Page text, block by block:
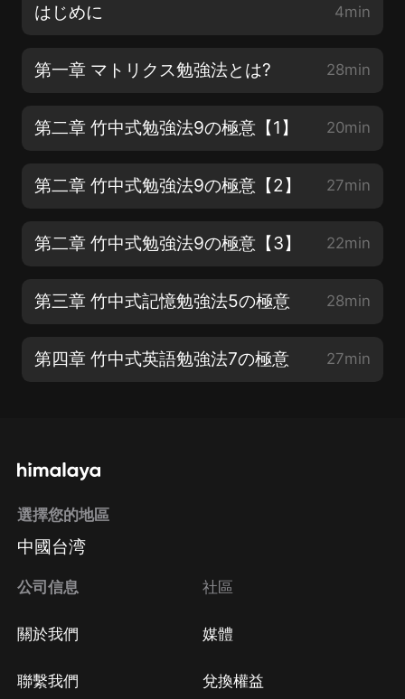
はじめに 4min
第一章 マトリクス勉強法とは? 28min
第二章 竹中式勉強法9の極意【1】 20min
第二章 竹中式勉強法9の極意【2】 27min
第二章 竹中式勉強法9の極意【3】 22min
第三章 竹中式記憶勉強法5の極意 28min
第四章 竹中式英語勉強法7の極意 27min
選擇您的地區
中國台湾
公司信息
關於我們
聯繫我們
社區
媒體
兌換權益